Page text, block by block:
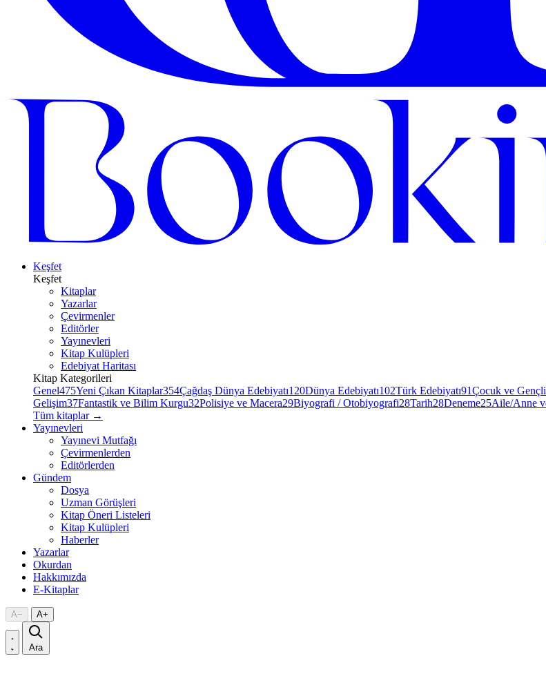
Keşfet
Keşfet
Kitaplar
Yazarlar
Çevirmenler
Editörler
Yayınevleri
Kitap Kulüpleri
Edebiyat Haritası
Kitap Kategorileri
Genel475Yeni Çıkan Kitaplar354Çağdaş Dünya Edebiyatı120Dünya Edebiyatı102Türk Edebiyatı91Çocuk ve
Gelişim37Fantastik ve Bilim Kurgu32Polisiye ve Macera29Biyografi / Otobiyografi28Tarih28Deneme25Aile/Anne
Tüm kitaplar →
Yayınevleri
Yayınevi Mutfağı
Çevirmenlerden
Editörlerden
Gündem
Dosya
Uzman Görüşleri
Kitap Öneri Listeleri
Kitap Kulüpleri
Haberler
Yazarlar
Okurdan
Hakkımızda
E-Kitaplar
A− A+
Ara